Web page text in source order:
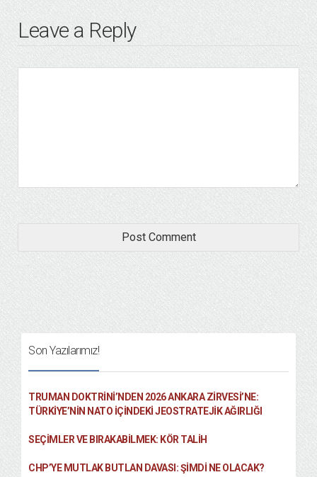
Leave a Reply
Son Yazılarımız!
TRUMAN DOKTRINI’NDEN 2026 ANKARA ZIRVESI’NE:
TÜRKIYE’NIN NATO İÇINDEKI JEOSTRATEJIK AĞIRLIĞI
SEÇIMLER VE BIRAKABILMEK: KÖR TALIH
CHP’YE MUTLAK BUTLAN DAVASI: ŞİMDİ NE OLACAK?